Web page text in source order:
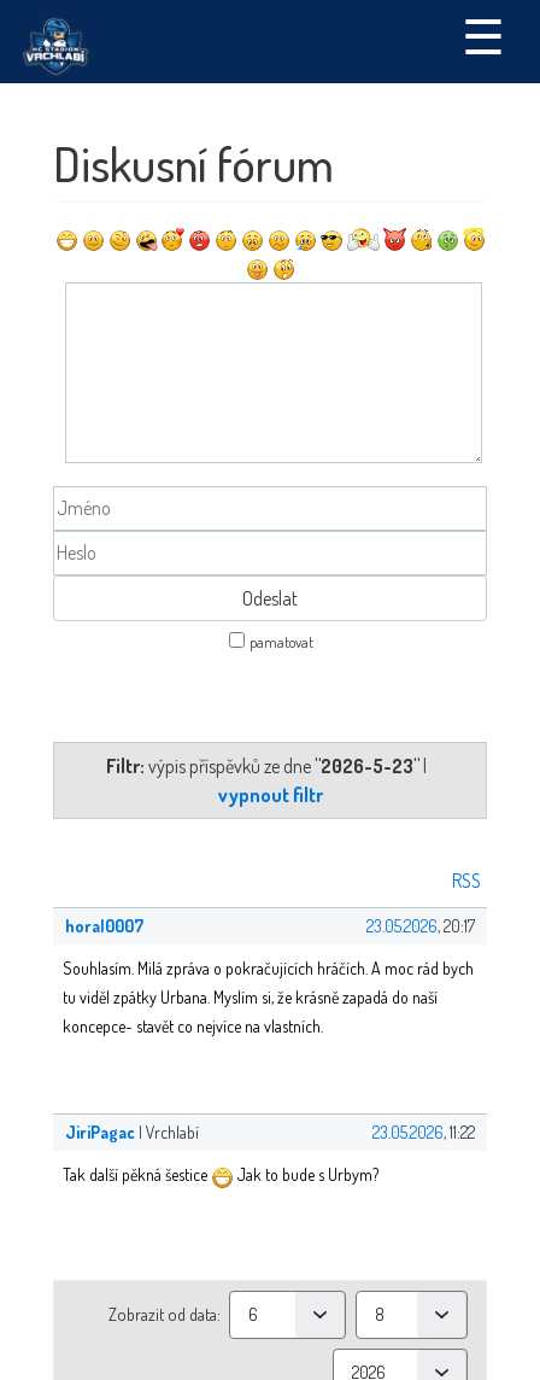
☰
Diskusní fórum
pamatovat
Filtr: výpis příspěvků ze dne"2026-5-23" |
vypnout filtr
RSS
horal0007 23.05.2026, 20:17
Souhlasím. Milá zpráva o pokračujících hráčích. A moc rád bych
tu viděl zpátky Urbana. Myslím si, že krásně zapadá do naší
koncepce- stavět co nejvíce na vlastních.
JiriPagac | Vrchlabí 23.05.2026, 11:22
Tak další pěkná šestice Jak to bude s Urbym?
Zobrazit od data: